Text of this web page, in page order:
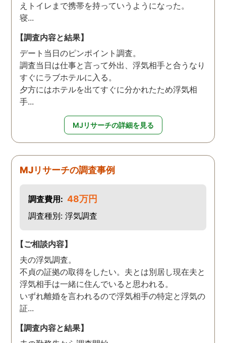
えトイレまで携帯を持っていうようになった。
寝...
【調査内容と結果】
デート当日のピンポイント調査。
調査当日は仕事と言って外出、浮気相手と合うなり
すぐにラブホテルに入る。
夕方にはホテルを出てすぐに分かれたため浮気相
手...
MJリサーチの詳細を見る
MJリサーチの調査事例
調査費用: 48万円
調査種別: 浮気調査
【ご相談内容】
夫の浮気調査。
不貞の証拠の取得をしたい。夫とは別居し現在夫と
浮気相手は一緒に住んでいると思われる。
いずれ離婚を言われるので浮気相手の特定と浮気の
証...
【調査内容と結果】